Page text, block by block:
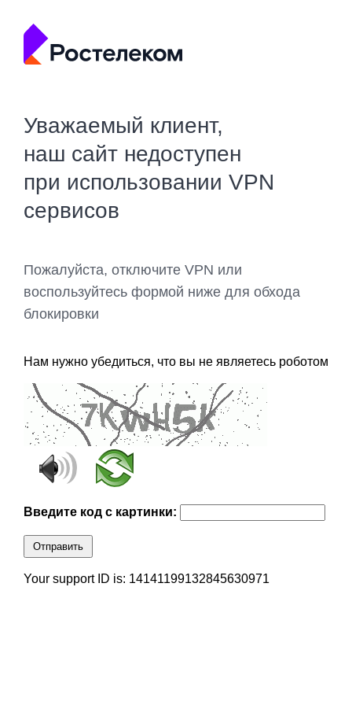
Уважаемый клиент,
наш сайт недоступен
при использовании VPN
сервисов
Пожалуйста, отключите VPN или
воспользуйтесь формой ниже для обхода
блокировки
Нам нужно убедиться, что вы не являетесь роботом
Введите код с картинки:
Отправить
Your support ID is: 14141199132845630971